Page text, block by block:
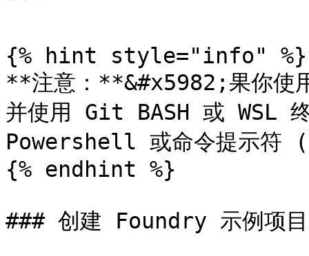
```
{% hint style="info" %}
**注意：**&#x5982;果你使
并使用 Git BASH 或 WSL
Powershell 或命令提示符
{% endhint %}
### 创建 Foundry 示例项目